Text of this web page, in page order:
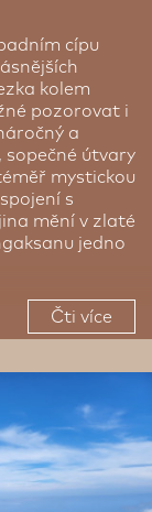
cípu
kolem
pozorovat i
a
sopečné útvary
mystickou
s
mění v zlaté
jedno
Čti více